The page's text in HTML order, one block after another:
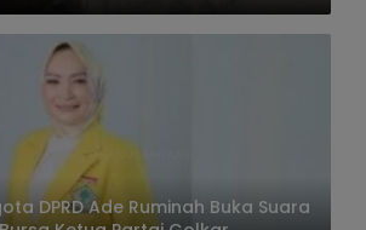
DPRD Ade Ruminah Buka Suara